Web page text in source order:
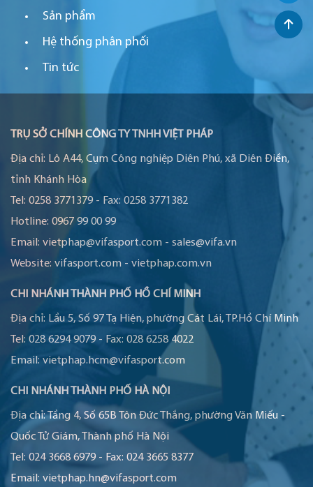
Sản phẩm
Hệ thống phân phối
Tin tức
TRỤ SỞ CHÍNH CÔNG TY TNHH VIỆT PHÁP
Địa chỉ: Lô A44, Cụm Công nghiệp Diên Phú, xã Diên Điền,
tỉnh Khánh Hòa
Tel: 0258 3771379 - Fax: 0258 3771382
Hotline: 0967 99 00 99
Email: vietphap@vifasport.com - sales@vifa.vn
Website: vifasport.com - vietphap.com.vn
CHI NHÁNH THÀNH PHỐ HỒ CHÍ MINH
Địa chỉ: Lầu 5, Số 97 Tạ Hiện, phường Cát Lái, TP.Hồ Chí Minh
Tel: 028 6294 9079- Fax: 028 6258 4022
Email: vietphap.hcm@vifasport.com
CHI NHÁNH THÀNH PHỐ HÀ NỘI
Địa chỉ:Tầng 4, Số 65B Tôn Đức Thắng, phường Văn Miếu -
Quốc Tử Giám, Thành phố Hà Nội
Tel: 024 3668 6979- Fax: 024 3665 8377
Email: vietphap.hn@vifasport.com